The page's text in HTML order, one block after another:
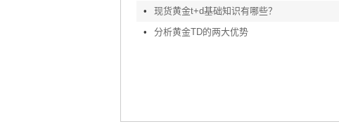
•
现货黄金t+d基础知识有哪些？
•
分析黄金TD的两大优势